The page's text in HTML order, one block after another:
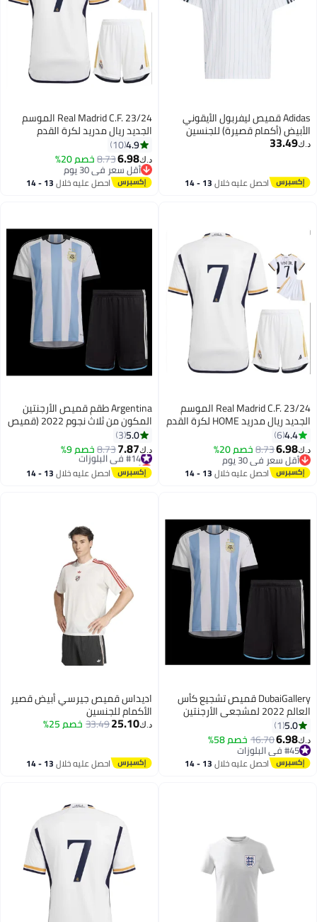
Adidas قميص ليفربول الأيقوني
الأبيض (أكمام قصيرة) للجنسين
د.ك‏33.49
احصل عليه خلال 13 - 14
Real Madrid C.F. 23/24 الموسم
الجديد ريال مدريد لكرة القدم
القدم جيرسي / السراويل هدية
مجموعة أحجام الشباب وحجم الكبار
4.9
10
د.ك‏6.98
8.73خصم 20%
أقل سعر في 30 يوم
أقل سعر في 30 يوماحصل عليه خلال 13 - 14
Real Madrid C.F. 23/24 الموسم
الجديد ريال مدريد HOME لكرة القدم
أطقم مشجعي كرة القدم جيرسي /
السراويل هدية مجموعة أحجام
الشباب وحجم الكبار
4.4
6
د.ك‏6.98
8.73خصم 20%
أقل سعر في 30 يوم
أقل سعر في 30 يوماحصل عليه خلال 13 - 14
Argentina طقم قميص الأرجنتين
المكون من ثلاث نجوم 2022 (قميص
+ شورت) - إصدار البطل
5.0
3
د.ك‏7.87
8.73خصم 9% #14 في البلوزات
أقل سعر في 30 يوم
#14 في البلوزات احصل عليه خلال 13 - 14
DubaiGallery قميص تشجيع كأس
العالم 2022 لمشجعي الأرجنتين
بدلة كرة قدم للآباء والأطفال
5.0
1
د.ك‏6.98
16.70خصم 58%
#45 في البلوزات
#45 في البلوزات احصل عليه خلال 13 - 14
اديداس قميص جيرسي أبيض قصير
الأكمام للجنسين
د.ك‏25.10
33.49خصم 25%
احصل عليه خلال 13 - 14